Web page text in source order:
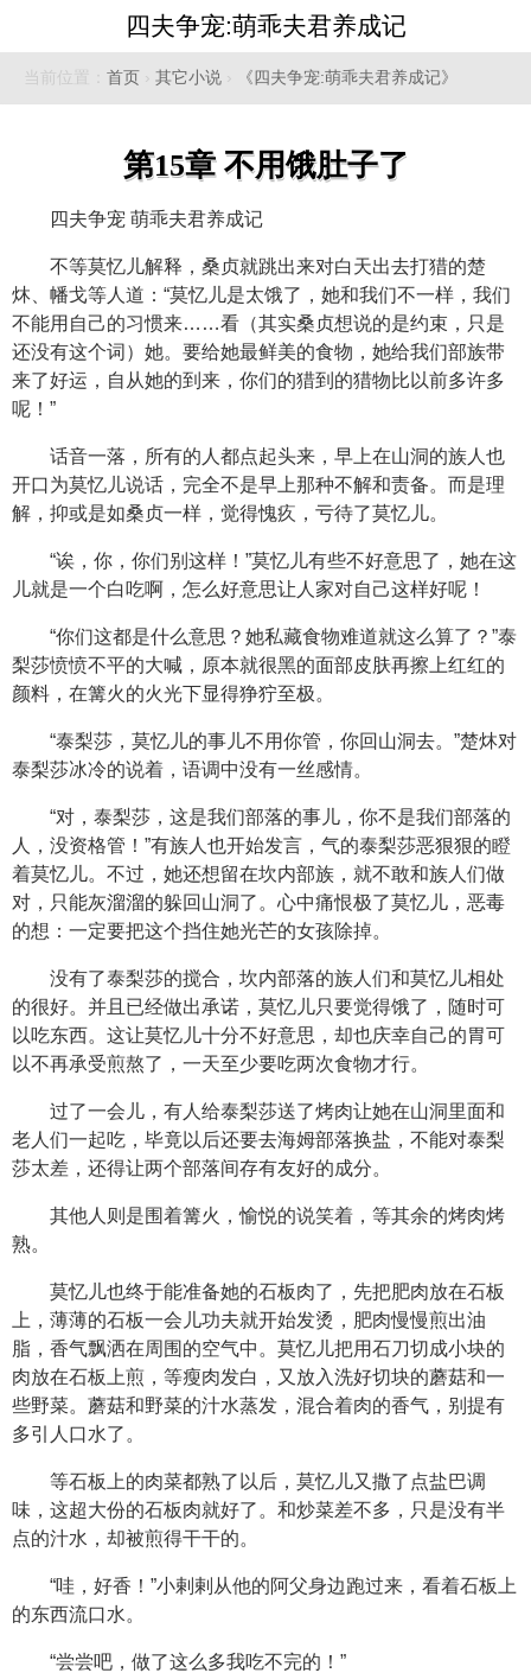
四夫争宠:萌乖夫君养成记
当前位置： 首页 › 其它小说 › 《四夫争宠:萌乖夫君养成记》
第15章 不用饿肚子了
四夫争宠 萌乖夫君养成记
不等莫忆儿解释，桑贞就跳出来对白天出去打猎的楚
炑、幡戈等人道：“莫忆儿是太饿了，她和我们不一样，我们
不能用自己的习惯来……看（其实桑贞想说的是约束，只是
还没有这个词）她。要给她最鲜美的食物，她给我们部族带
来了好运，自从她的到来，你们的猎到的猎物比以前多许多
呢！”
话音一落，所有的人都点起头来，早上在山洞的族人也
开口为莫忆儿说话，完全不是早上那种不解和责备。而是理
解，抑或是如桑贞一样，觉得愧疚，亏待了莫忆儿。
“诶，你，你们别这样！”莫忆儿有些不好意思了，她在这
儿就是一个白吃啊，怎么好意思让人家对自己这样好呢！
“你们这都是什么意思？她私藏食物难道就这么算了？”泰
梨莎愤愤不平的大喊，原本就很黑的面部皮肤再擦上红红的
颜料，在篝火的火光下显得狰狞至极。
“泰梨莎，莫忆儿的事儿不用你管，你回山洞去。”楚炑对
泰梨莎冰冷的说着，语调中没有一丝感情。
“对，泰梨莎，这是我们部落的事儿，你不是我们部落的
人，没资格管！”有族人也开始发言，气的泰梨莎恶狠狠的瞪
着莫忆儿。不过，她还想留在坎内部族，就不敢和族人们做
对，只能灰溜溜的躲回山洞了。心中痛恨极了莫忆儿，恶毒
的想：一定要把这个挡住她光芒的女孩除掉。
没有了泰梨莎的搅合，坎内部落的族人们和莫忆儿相处
的很好。并且已经做出承诺，莫忆儿只要觉得饿了，随时可
以吃东西。这让莫忆儿十分不好意思，却也庆幸自己的胃可
以不再承受煎熬了，一天至少要吃两次食物才行。
过了一会儿，有人给泰梨莎送了烤肉让她在山洞里面和
老人们一起吃，毕竟以后还要去海姆部落换盐，不能对泰梨
莎太差，还得让两个部落间存有友好的成分。
其他人则是围着篝火，愉悦的说笑着，等其余的烤肉烤
熟。
莫忆儿也终于能准备她的石板肉了，先把肥肉放在石板
上，薄薄的石板一会儿功夫就开始发烫，肥肉慢慢煎出油
脂，香气飘洒在周围的空气中。莫忆儿把用石刀切成小块的
肉放在石板上煎，等瘦肉发白，又放入洗好切块的蘑菇和一
些野菜。蘑菇和野菜的汁水蒸发，混合着肉的香气，别提有
多引人口水了。
等石板上的肉菜都熟了以后，莫忆儿又撒了点盐巴调
味，这超大份的石板肉就好了。和炒菜差不多，只是没有半
点的汁水，却被煎得干干的。
“哇，好香！”小剌剌从他的阿父身边跑过来，看着石板上
的东西流口水。
“尝尝吧，做了这么多我吃不完的！”